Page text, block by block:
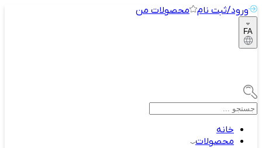
ورود/ثبت نام محصولات من
FA
خانه
محصولات